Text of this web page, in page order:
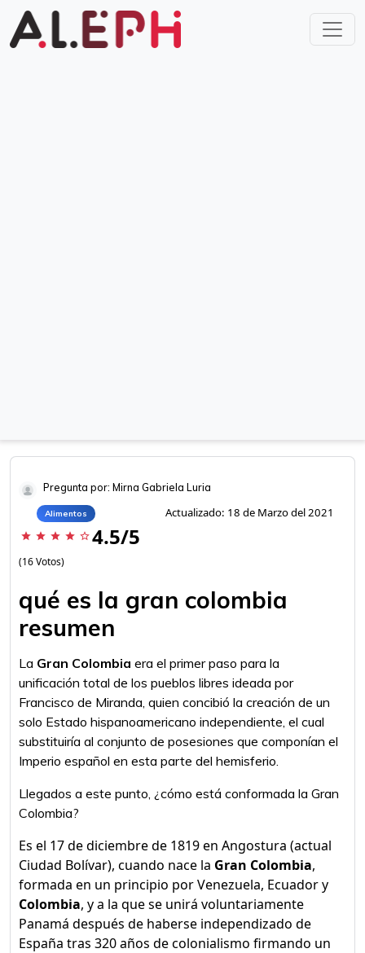
Pregunta por: Mirna Gabriela Luria
Alimentos Actualizado: 18 de Marzo del 2021
star star star star star_border 4.5/5
(16 Votos)
qué es la gran colombia
resumen
La Gran Colombia era el primer paso para la
unificación total de los pueblos libres ideada por
Francisco de Miranda, quien concibió la creación de un
solo Estado hispanoamericano independiente, el cual
substituiría al conjunto de posesiones que componían el
Imperio español en esta parte del hemisferio.
Llegados a este punto, ¿cómo está conformada la Gran
Colombia?
Es el 17 de diciembre de 1819 en Angostura (actual
Ciudad Bolívar), cuando nace la Gran Colombia,
formada en un principio por Venezuela, Ecuador y
Colombia, y a la que se unirá voluntariamente
Panamá después de haberse independizado de
España tras 320 años de colonialismo firmando un